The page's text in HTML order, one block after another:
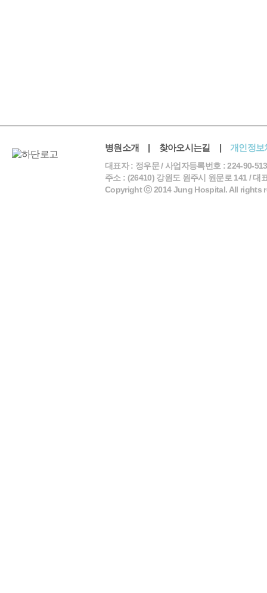
병원소개 | 찾아오시는길 | 개인정보
대표자 : 정우문 / 사업자등록번호 : 224-90-
주소 : (26410) 강원도 원주시 원문로 141 / 대
Copyright ⓒ 2014 Jung Hospital. All rights